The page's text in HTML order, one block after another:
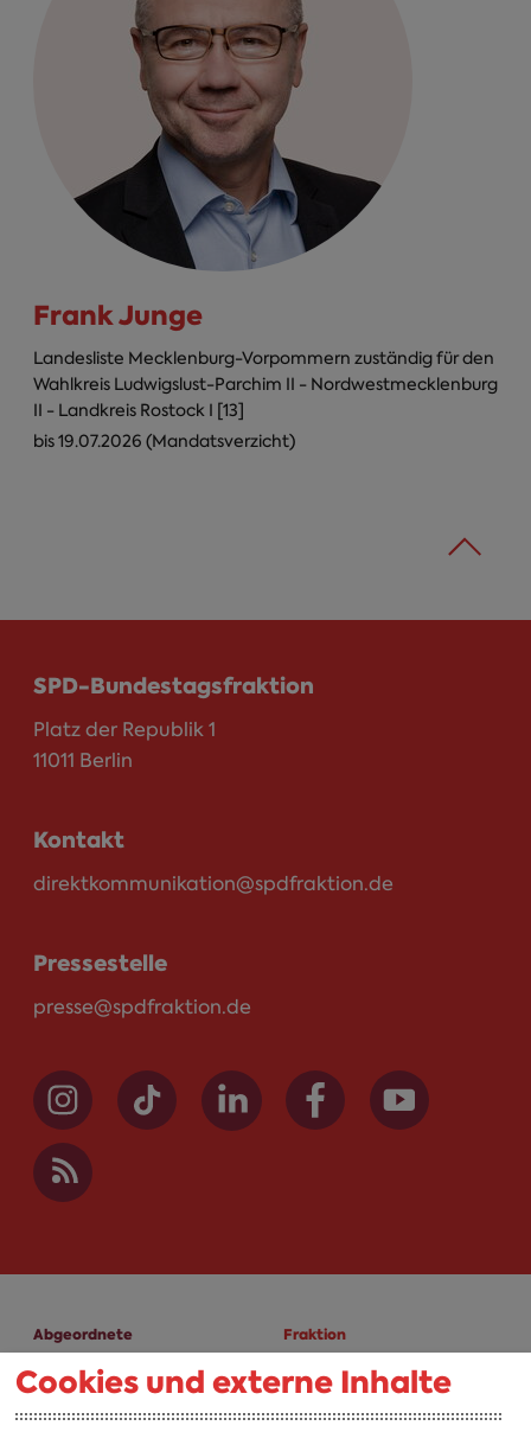
Frank Junge
Landesliste Mecklenburg-Vorpommern zuständig für den
Wahlkreis Ludwigslust-Parchim II - Nordwestmecklenburg
II - Landkreis Rostock I [13]
bis 19.07.2026 (Mandatsverzicht)
SPD-Bundestagsfraktion
Platz der Republik 1
11011 Berlin
Kontakt
direktkommunikation@spdfraktion.de
Pressestelle
presse@spdfraktion.de
Abgeordnete
A-Z
Fraktion
Fraktion
Cookies und externe Inhalte